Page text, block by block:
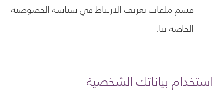
قسم ملفات تعريف الارتباط في سياسة الخصوصية
الخاصة بنا.
استخدام بياناتك الشخصية